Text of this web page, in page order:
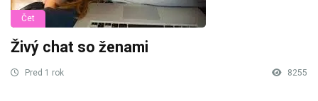
Čet
Živý chat so ženami
Pred 1 rok 8255